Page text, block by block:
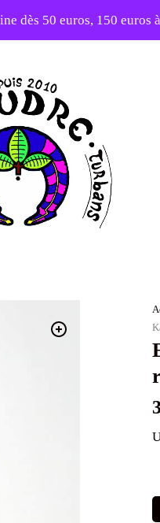
dès 50 euros, 150 euros